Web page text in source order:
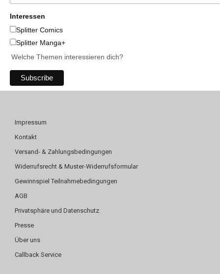
Interessen
Splitter Comics
Splitter Manga+
Welche Themen interessieren dich?
Impressum
Kontakt
Versand- & Zahlungsbedingungen
Widerrufsrecht & Muster-Widerrufsformular
Gewinnspiel Teilnahmebedingungen
AGB
Privatsphäre und Datenschutz
Presse
Über uns
Callback Service